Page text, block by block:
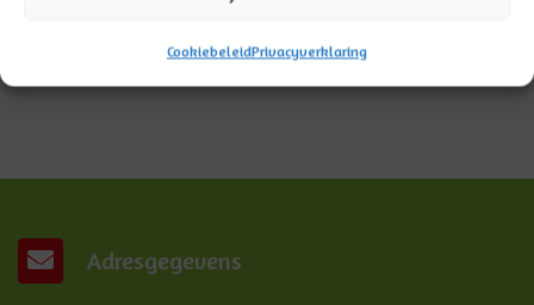
CookiebeleidPrivacyverklaring
Adresgegevens